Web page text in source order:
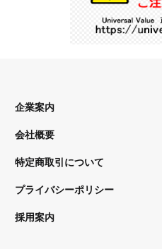
企業案内
会社概要
特定商取引について
プライバシーポリシー
採用案内